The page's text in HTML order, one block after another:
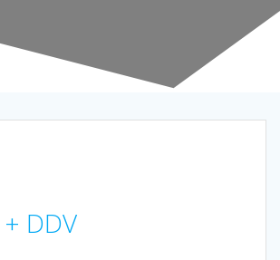
+ DDV